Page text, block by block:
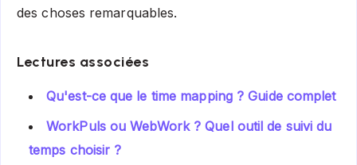
des choses remarquables.
Lectures associées
Qu'est-ce que le time mapping ? Guide complet
WorkPuls ou WebWork ? Quel outil de suivi du
temps choisir ?